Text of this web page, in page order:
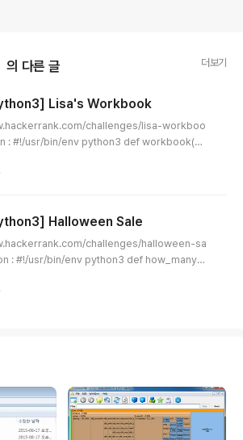
의 다른 글 더보기
Lisa's Workbook
challenges/lisa-workboo
: #!/usr/bin/env python3 def workbook(n,
== number: special += 1 if number %
Halloween Sale
challenges/halloween-sa
: #!/usr/bin/env python3 def how_many_g